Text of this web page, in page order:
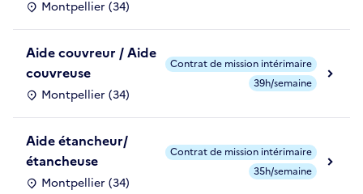
Montpellier (34)
Aide couvreur / Aide
couvreuse
Montpellier (34)
Contrat de mission intérimaire
39h/semaine
Aide étancheur/
étancheuse
Montpellier (34)
Contrat de mission intérimaire
35h/semaine